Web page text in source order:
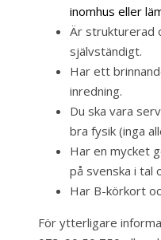
inomhus eller
Är strukturerad
självständigt.
Har ett
inredning.
Du ska vara
bra fysik (inga
Har en mycket
på svenska i tal
Har B-körkort
För ytterligare